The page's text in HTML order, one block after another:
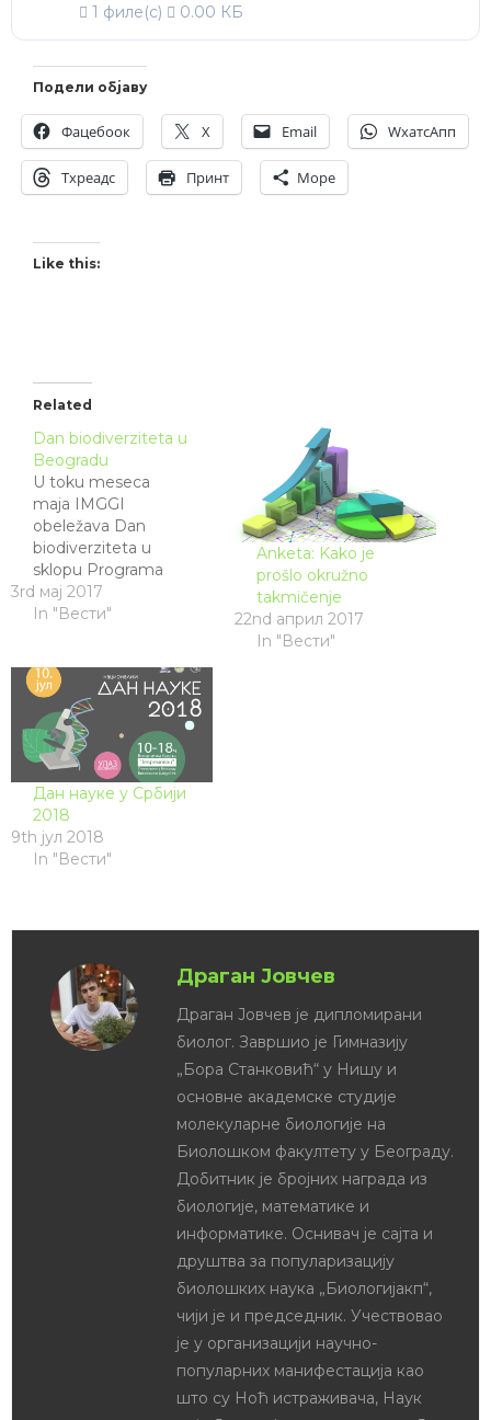
1 филе(с) 0.00 КБ
Подели објаву
Фацебоок X Email WхатсАпп
Тхреадс Принт Море
Like this:
Related
Dan biodiverziteta u
Beogradu
U toku meseca
maja IMGGI
obeležava Dan
biodiverziteta u
sklopu Programa
IMGGI za promociju
i popularizaciju
uvodna predavanja
koja će biti
organizovana 3.
maja, 9. maja i 16.
maja od 19h u
Biblioteci grada
Beograda, 22. maja
od 16h do 19h će biti
organizovani
3rd мај 2017
In "Вести"
Anketa: Kako je
prošlo okružno
takmičenje
22nd април 2017
In "Вести"
Дан науке у Србији
2018
9th јул 2018
In "Вести"
Драган Јовчев
Драган Јовчев је дипломирани
биолог. Завршио је Гимназију
„Бора Станковић“ у Нишу и
основне академске студије
молекуларне биологије на
Биолошком факултету у Београду.
Добитник је бројних награда из
биологије, математике и
информатике. Оснивач је сајта и
друштва за популаризацију
биолошких наука „Биологијакп“,
чији је и председник. Учествовао
је у организацији научно-
популарних манифестација као
што су Ноћ истраживача, Наук